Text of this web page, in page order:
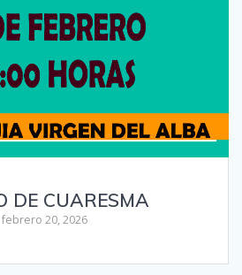
DE CUARESMA
febrero 20, 2026